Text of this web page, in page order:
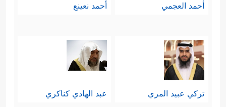
أحمد العجمي أحمد نعينع
تركي عبيد المري عبد الهادي كناكري